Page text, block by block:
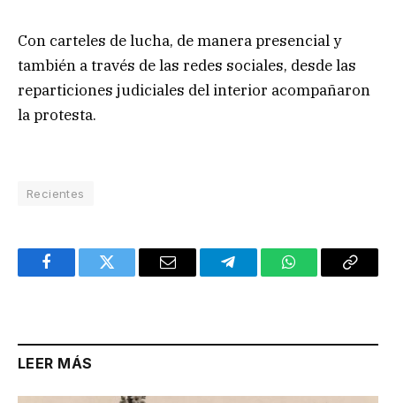
Con carteles de lucha, de manera presencial y
también a través de las redes sociales, desde las
reparticiones judiciales del interior acompañaron
la protesta.
Recientes
FacebookTwitter Email TelegramWhatsAppCopy
LEER MÁS